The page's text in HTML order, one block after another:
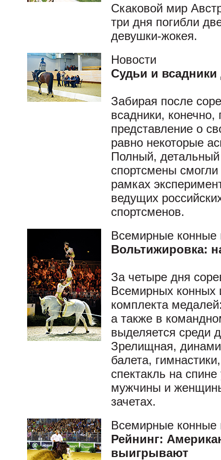
Скаковой мир
три дня погибли
девушки-жокея.
Новости
Судьи и всадники
Забирая после
всадники,
представление о
равно некоторые
Полный,
спортсмены
рамках
ведущих
спортсменов.
Всемирные конные
Вольтижировка:
За четыре дня
Всемирных конных
комплекта
а также в
выделяется среди
Зрелищная,
балета,
спектакль на
мужчины и
зачетах.
Всемирные конные
Рейнинг:
выигрывают